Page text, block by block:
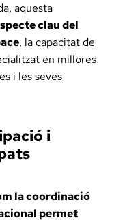
aquesta
clau del
, la capacitat de
en millores
i les seves
i
la coordinació
permet